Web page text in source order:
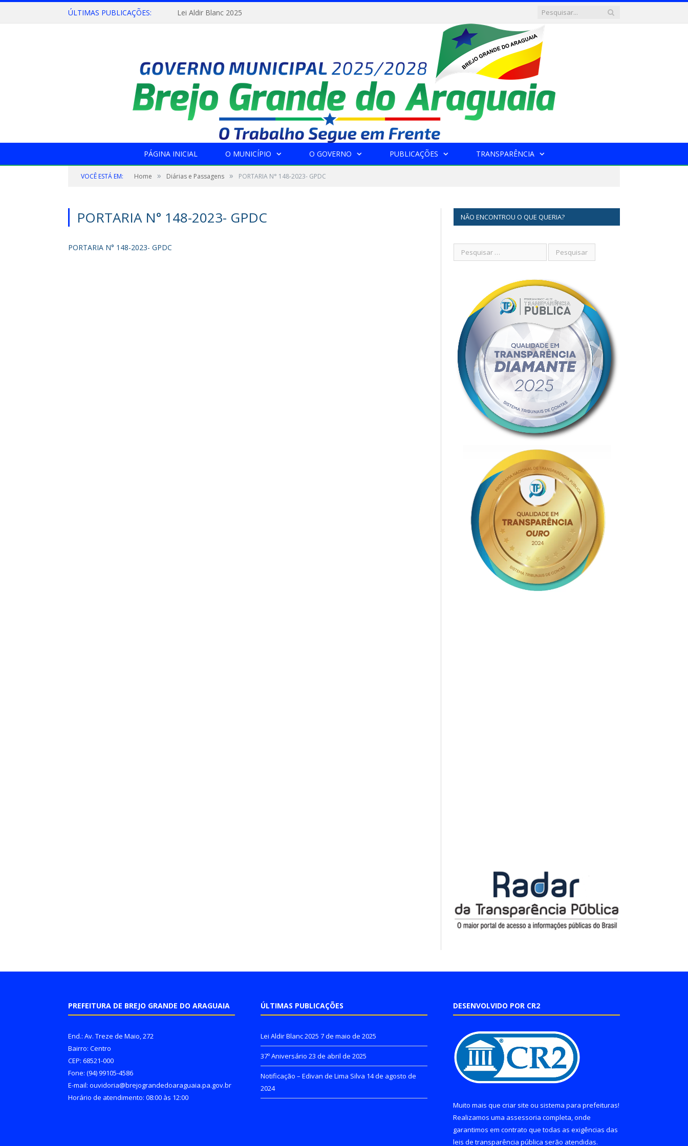
ÚLTIMAS PUBLICAÇÕES: Lei Aldir Blanc 2025
PÁGINA INICIAL O MUNICÍPIO O GOVERNO PUBLICAÇÕES TRANSPARÊNCIA
VOCÊ ESTÁ EM: Home » Diárias e Passagens » PORTARIA N° 148-2023- GPDC
PORTARIA N° 148-2023- GPDC
PORTARIA N° 148-2023- GPDC
NÃO ENCONTROU O QUE QUERIA?
PREFEITURA DE BREJO GRANDE DO ARAGUAIA
End.: Av. Treze de Maio, 272
Bairro: Centro
CEP: 68521-000
Fone: (94) 99105-4586
E-mail: ouvidoria@brejograndedoaraguaia.pa.gov.br
Horário de atendimento: 08:00 às 12:00
ÚLTIMAS PUBLICAÇÕES
Lei Aldir Blanc 2025 7 de maio de 2025
37º Aniversário 23 de abril de 2025
Notificação – Edivan de Lima Silva 14 de agosto de
2024
DESENVOLVIDO POR CR2
Muito mais que criar site ou sistema para prefeituras!
Realizamos uma assessoria completa, onde
garantimos em contrato que todas as exigências das
leis de transparência pública serão atendidas.